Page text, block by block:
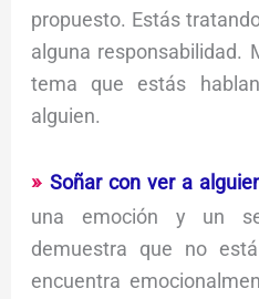
propuesto. Estás
alguna responsabilidad.
tema que estás
alguien.
Soñar con ver a
una emoción y un
demuestra que no
encuentra